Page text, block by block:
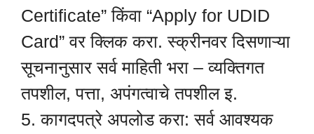
Certificate” किंवा “Apply for UDID
Card” वर क्लिक करा. स्क्रीनवर दिसणाऱ्या
सूचनानुसार सर्व माहिती भरा – व्यक्तिगत
तपशील, पत्ता, अपंगत्वाचे तपशील इ.
5. कागदपत्रे अपलोड करा: सर्व आवश्यक